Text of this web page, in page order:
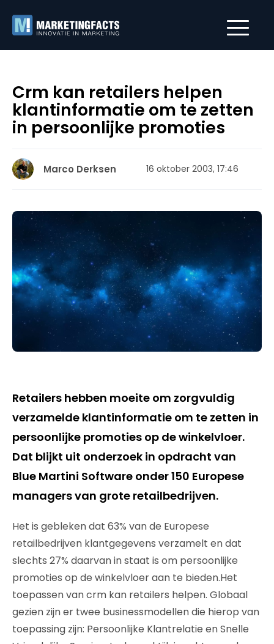
Crm kan retailers helpen
klantinformatie om te zetten
in persoonlijke promoties
Marco Derksen 16 oktober 2003, 17:46
Retailers hebben moeite om zorgvuldig
verzamelde klantinformatie om te zetten in
persoonlijke promoties op de winkelvloer.
Dat blijkt uit onderzoek in opdracht van
Blue Martini Software onder 150 Europese
managers van grote retailbedrijven.
Het is gebleken dat 63% van de Europese
retailbedrijven klantgegevens verzamelt en dat
slechts 27% daarvan in staat is om persoonlijke
promoties op de winkelvloer aan te bieden.Het
toepassen van crm kan retailers helpen. Globaal
gezien zijn er twee businessmodellen die hierop van
toepassing zijn: Persoonlijke Klantrelatie en Snelle